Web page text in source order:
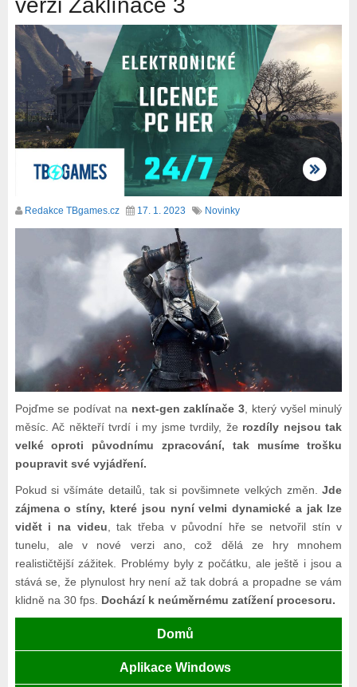
verzi Zaklínače 3
Redakce TBgames.cz 17. 1. 2023 Novinky
Pojďme se podívat na next-gen zaklínače 3, který vyšel minulý
měsíc. Ač někteří tvrdí i my jsme tvrdily, že rozdíly nejsou tak
velké oproti původnímu zpracování, tak musíme trošku
poupravit své vyjádření.
Pokud si všímáte detailů, tak si povšimnete velkých změn.Jde
zájmena o stíny, které jsou nyní velmi dynamické a jak lze
vidět i na videu, tak třeba v původní hře se netvořil stín v
tunelu, ale v nové verzi ano, což dělá ze hry mnohem
realističtější zážitek. Problémy byly z počátku, ale ještě i jsou a
stává se, že plynulost hry není až tak dobrá a propadne se vám
klidně na 30 fps. Dochází k neúměrnému zatížení procesoru.
Domů
Aplikace Windows